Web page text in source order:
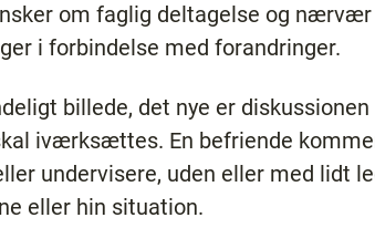
om faglig deltagelse og nærvær
i forbindelse med forandringer.
billede, det nye er
iværksættes. En befriende
undervisere, uden eller med lidt
eller hin situation.